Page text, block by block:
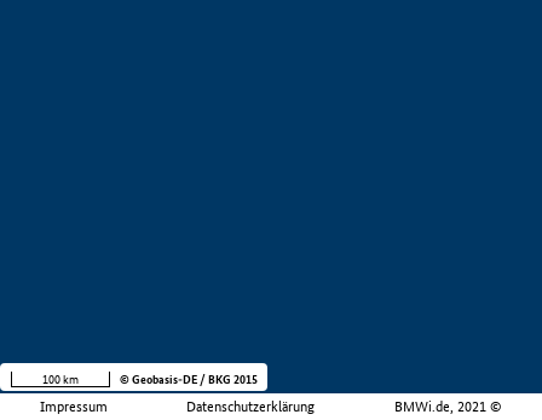
Impressum Datenschutzerklärung BMWi.de, 2021 ©
100 km © Geobasis-DE / BKG 2015